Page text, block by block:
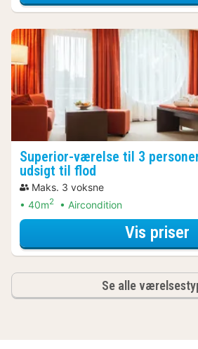
Superior-værelse til 3
udsigt til flod
Maks. 3 voksne
40m2 Aircondition
Vis priser
Se alle